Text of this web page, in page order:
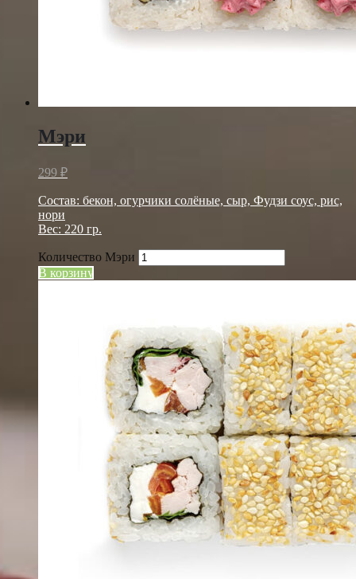
Мэри
299 ₽
Состав: бекон, огурчики солёные, сыр, Фудзи соус, рис,
нори
Вес: 220 гр.
Количество Мэри
В корзину